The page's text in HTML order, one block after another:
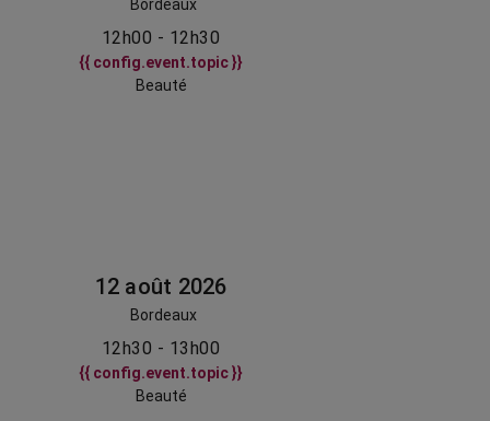
Bordeaux
12h00 - 12h30
{{ config.event.topic }}
Beauté
12 août 2026
Bordeaux
12h30 - 13h00
{{ config.event.topic }}
Beauté